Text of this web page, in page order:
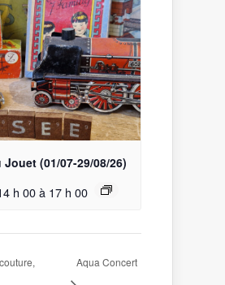
Jouet (01/07-29/08/26)
h 00à 17 h 00
Aqua Concert